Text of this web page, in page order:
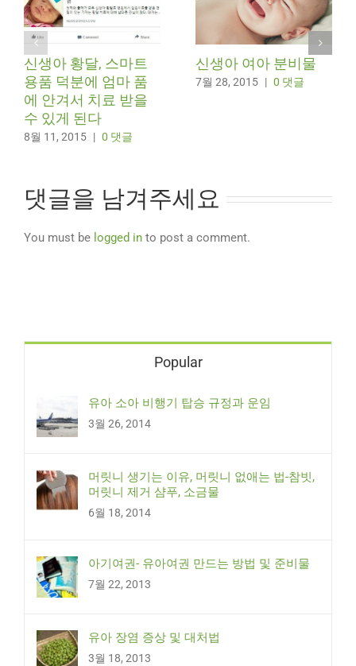
신생아 황달, 스마트
용품 덕분에 엄마 품
에 안겨서 치료 받을
수 있게 된다
8월 11, 2015 | 0 댓글
신생아 여아 분비물
7월 28, 2015 | 0 댓글
댓글을 남겨주세요
You must be logged in to post a comment.
Popular
유아 소아 비행기 탑승 규정과 운임
3월 26, 2014
머릿니 생기는 이유, 머릿니 없애는 법-참빗,
머릿니 제거 샴푸, 소금물
6월 18, 2014
아기여권- 유아여권 만드는 방법 및 준비물
7월 22, 2013
유아 장염 증상 및 대처법
3월 18, 2013